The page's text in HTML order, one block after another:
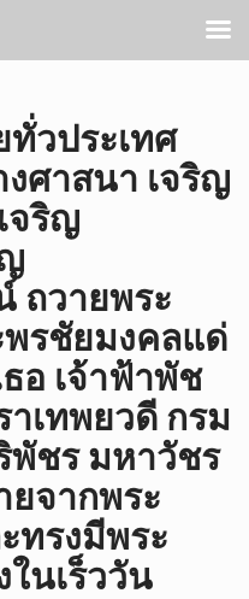
วประเทศ
ศาสนา เจริญ
จริญ
ถวายพระ
รชัยมงคลแด่
อ เจ้าฟ้าพัช
เทพยวดี กรม
พัชร มหาวัชร
ยจากพระ
ทรงมีพระ
นเร็ววัน